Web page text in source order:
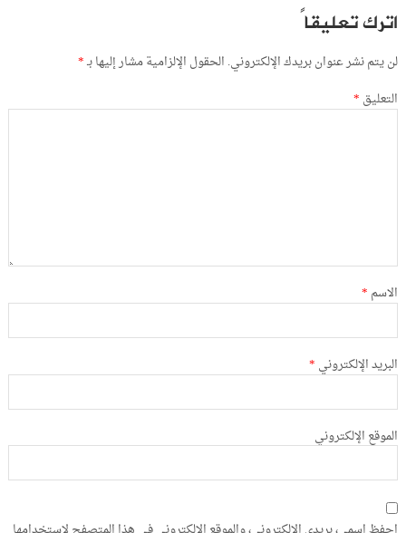
اترك تعليقاً
لن يتم نشر عنوان بريدك الإلكتروني. الحقول الإلزامية مشار إليها بـ*
التعليق *
الاسم *
البريد الإلكتروني *
الموقع الإلكتروني